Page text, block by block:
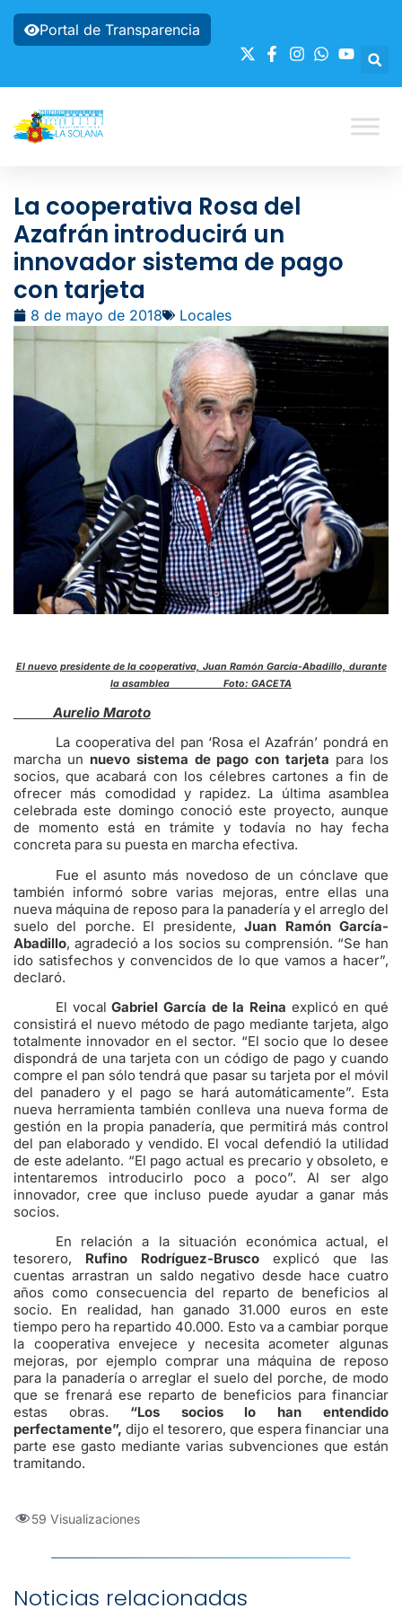
Portal de Transparencia
La cooperativa Rosa del
Azafrán introducirá un
innovador sistema de pago
con tarjeta
8 de mayo de 2018 Locales
El nuevo presidente de la cooperativa, Juan Ramón García-Abadillo, durante
la asamblea Foto: GACETA
Aurelio Maroto
La cooperativa del pan ‘Rosa el Azafrán’ pondrá en
marcha un nuevo sistema de pago con tarjeta para los
socios, que acabará con los célebres cartones a fin de
ofrecer más comodidad y rapidez. La última asamblea
celebrada este domingo conoció este proyecto, aunque
de momento está en trámite y todavía no hay fecha
concreta para su puesta en marcha efectiva.
Fue el asunto más novedoso de un cónclave que
también informó sobre varias mejoras, entre ellas una
nueva máquina de reposo para la panadería y el arreglo del
suelo del porche. El presidente,Juan Ramón García-
Abadillo, agradeció a los socios su comprensión. “Se han
ido satisfechos y convencidos de lo que vamos a hacer”,
declaró.
El vocalGabriel García de la Reina explicó en qué
consistirá el nuevo método de pago mediante tarjeta, algo
totalmente innovador en el sector. “El socio que lo desee
dispondrá de una tarjeta con un código de pago y cuando
compre el pan sólo tendrá que pasar su tarjeta por el móvil
del panadero y el pago se hará automáticamente”. Esta
nueva herramienta también conlleva una nueva forma de
gestión en la propia panadería, que permitirá más control
del pan elaborado y vendido. El vocal defendió la utilidad
de este adelanto. “El pago actual es precario y obsoleto, e
intentaremos introducirlo poco a poco”. Al ser algo
innovador, cree que incluso puede ayudar a ganar más
socios.
En relación a la situación económica actual, el
tesorero, Rufino Rodríguez-Brusco explicó que las
cuentas arrastran un saldo negativo desde hace cuatro
años como consecuencia del reparto de beneficios al
socio. En realidad, han ganado 31.000 euros en este
tiempo pero ha repartido 40.000. Esto va a cambiar porque
la cooperativa envejece y necesita acometer algunas
mejoras, por ejemplo comprar una máquina de reposo
para la panadería o arreglar el suelo del porche, de modo
que se frenará ese reparto de beneficios para financiar
estas obras. “Los socios lo han entendido
perfectamente”, dijo el tesorero, que espera financiar una
parte ese gasto mediante varias subvenciones que están
tramitando.
59 Visualizaciones
Noticias relacionadas